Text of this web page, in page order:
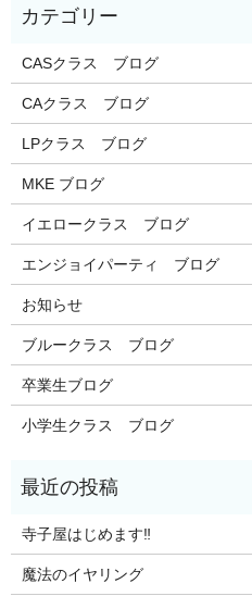
CASクラス ブログ
CAクラス ブログ
LPクラス ブログ
MKE ブログ
イエロークラス ブログ
エンジョイパーティ ブログ
お知らせ
ブルークラス ブログ
卒業生ブログ
小学生クラス ブログ
寺子屋はじめます‼️
魔法のイヤリング